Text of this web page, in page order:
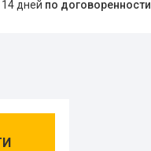
14 дней по договоренности